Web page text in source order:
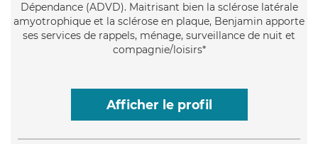
Dépendance (ADVD). Maitrisant bien la sclérose latérale
amyotrophique et la sclérose en plaque, Benjamin apporte
ses services de rappels, ménage, surveillance de nuit et
compagnie/loisirs*
Afficher le profil